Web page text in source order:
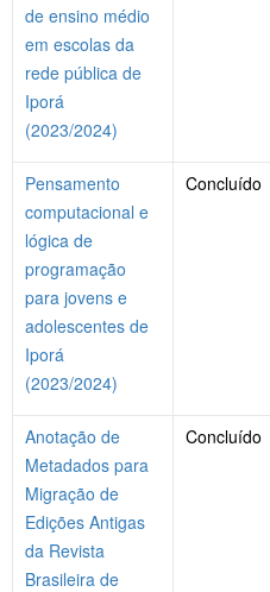
de ensino médio
em escolas da
rede pública de
Iporá
(2023/2024)
Pensamento
computacional e
lógica de
programação
para jovens e
adolescentes de
Iporá
(2023/2024)
Concluído
Anotação de
Metadados para
Migração de
Edições Antigas
da Revista
Brasileira de
Concluído